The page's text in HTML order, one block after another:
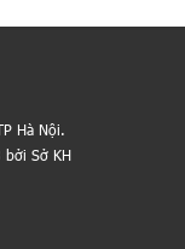
Hà Nội.
Sở KH